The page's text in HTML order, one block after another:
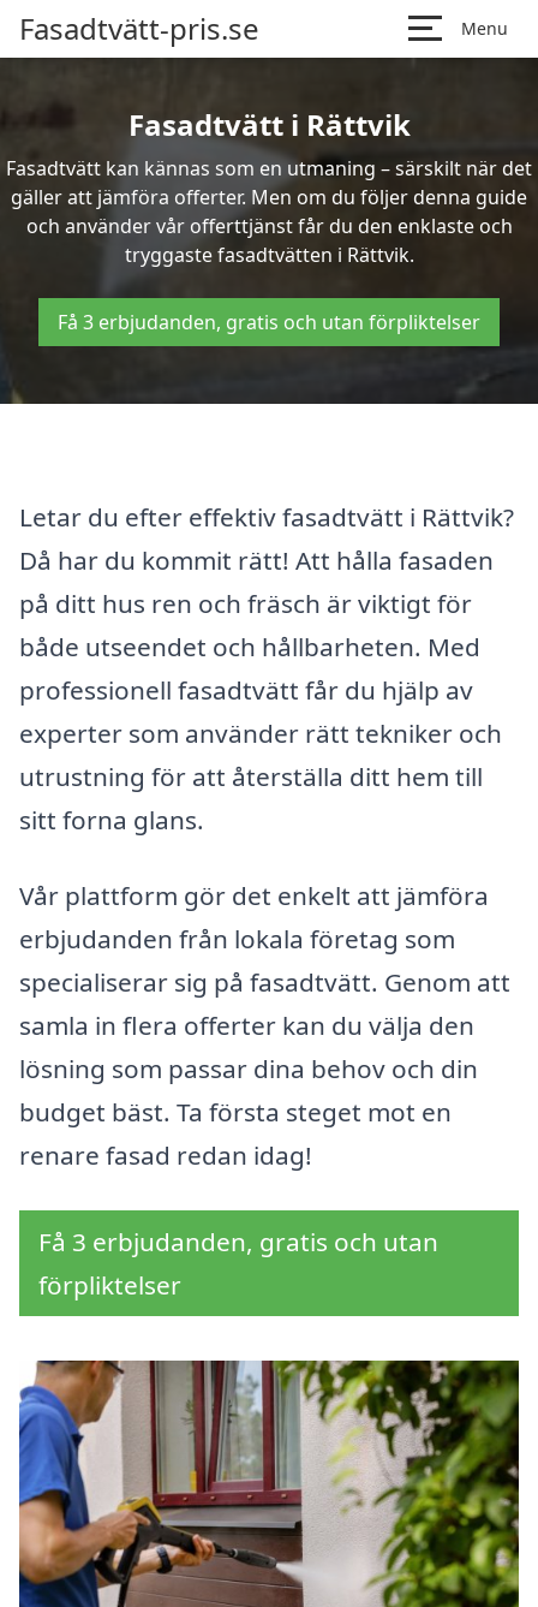
Fasadtvätt-pris.se Menu
Fasadtvätt i Rättvik
Fasadtvätt kan kännas som en utmaning – särskilt när det
gäller att jämföra offerter. Men om du följer denna guide
och använder vår offerttjänst får du den enklaste och
tryggaste fasadtvätten i Rättvik.
Få 3 erbjudanden, gratis och utan förpliktelser
Letar du efter effektiv fasadtvätt i Rättvik?
Då har du kommit rätt! Att hålla fasaden
på ditt hus ren och fräsch är viktigt för
både utseendet och hållbarheten. Med
professionell fasadtvätt får du hjälp av
experter som använder rätt tekniker och
utrustning för att återställa ditt hem till
sitt forna glans.
Vår plattform gör det enkelt att jämföra
erbjudanden från lokala företag som
specialiserar sig på fasadtvätt. Genom att
samla in flera offerter kan du välja den
lösning som passar dina behov och din
budget bäst. Ta första steget mot en
renare fasad redan idag!
Få 3 erbjudanden, gratis och utan
förpliktelser